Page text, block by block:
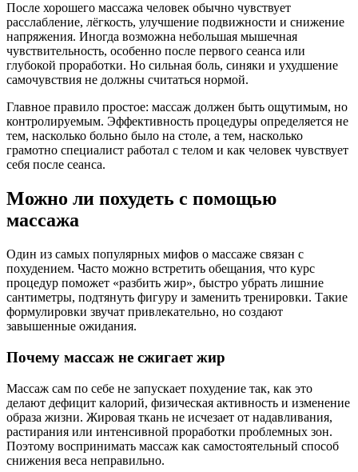
После хорошего массажа человек обычно чувствует
расслабление, лёгкость, улучшение подвижности и снижение
напряжения. Иногда возможна небольшая мышечная
чувствительность, особенно после первого сеанса или
глубокой проработки. Но сильная боль, синяки и ухудшение
самочувствия не должны считаться нормой.
Главное правило простое: массаж должен быть ощутимым, но
контролируемым. Эффективность процедуры определяется не
тем, насколько больно было на столе, а тем, насколько
грамотно специалист работал с телом и как человек чувствует
себя после сеанса.
Можно ли похудеть с помощью
массажа
Один из самых популярных мифов о массаже связан с
похудением. Часто можно встретить обещания, что курс
процедур поможет «разбить жир», быстро убрать лишние
сантиметры, подтянуть фигуру и заменить тренировки. Такие
формулировки звучат привлекательно, но создают
завышенные ожидания.
Почему массаж не сжигает жир
Массаж сам по себе не запускает похудение так, как это
делают дефицит калорий, физическая активность и изменение
образа жизни. Жировая ткань не исчезает от надавливания,
растирания или интенсивной проработки проблемных зон.
Поэтому воспринимать массаж как самостоятельный способ
снижения веса неправильно.